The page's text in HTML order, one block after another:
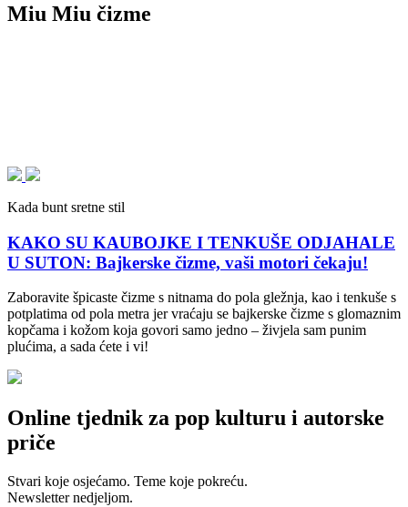
Miu Miu čizme
Kada bunt sretne stil
KAKO SU KAUBOJKE I TENKUŠE ODJAHALE
U SUTON: Bajkerske čizme, vaši motori čekaju!
Zaboravite špicaste čizme s nitnama do pola gležnja, kao i tenkuše s
potplatima od pola metra jer vraćaju se bajkerske čizme s glomaznim
kopčama i kožom koja govori samo jedno – živjela sam punim
plućima, a sada ćete i vi!
Online tjednik za pop kulturu i autorske
priče
Stvari koje osjećamo. Teme koje pokreću.
Newsletter nedjeljom.